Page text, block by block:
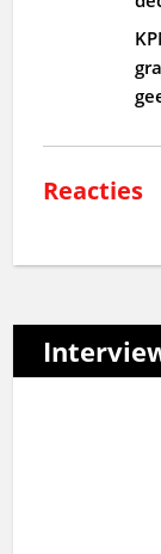
Reacties